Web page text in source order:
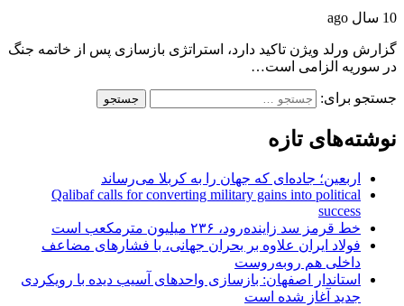
10 سال ago
گزارش ورلد ویژن تاکید دارد، استراتژی بازسازی پس از خاتمه جنگ
در سوریه الزامی است…
جستجو برای:
نوشته‌های تازه
اربعین؛ جاده‌ای که جهان را به کربلا می‌رساند
Qalibaf calls for converting military gains into political
success
خط قرمز سد زاینده‌رود، ۲۳۶ میلیون مترمکعب است
فولاد ایران علاوه بر بحران جهانی، با فشارهای مضاعف
داخلی هم روبه‌روست
استاندار اصفهان: بازسازی واحدهای آسیب دیده با رویکردی
جدید آغاز شده است